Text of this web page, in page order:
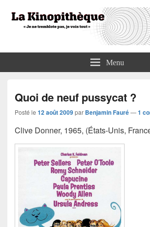
La KinopithèqueMenu
Quoi de neuf pussycat ?
Posté le 12 août 2009par Benjamin Fauré—1
Clive Donner, 1965, (États-Unis,